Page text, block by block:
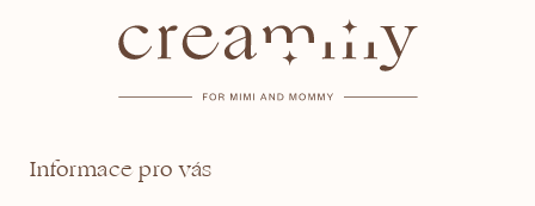
Informace pro vás